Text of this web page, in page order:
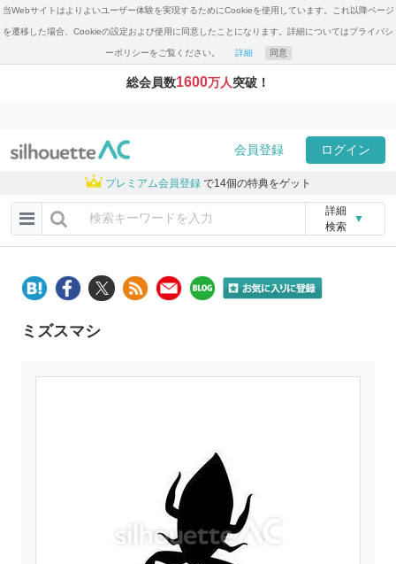
当Webサイトはよりよいユーザー体験を実現するためにCookieを使用しています。これ以降ページ
を遷移した場合、Cookieの設定および使用に同意したことになります。詳細についてはプライバシ
ーポリシーをご覧ください。 詳細 同意
総会員数1600万人突破！
会員登録 ログイン
プレミアム会員登録 で14個の特典をゲット
詳細
検索
▼
ミズスマシ